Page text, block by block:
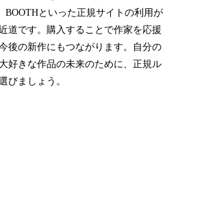
BOOTHといった正規サイトの利用が
道です。購入することで作家を応援
後の新作にもつながります。自分の
好きな作品の未来のために、正規ル
びましょう。